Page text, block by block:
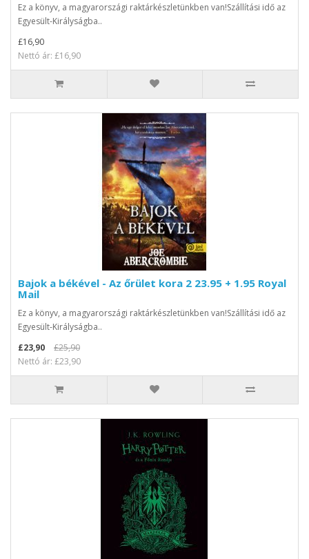
Ez a könyv, a magyarországi raktárkészletünkben van!Szállítási idő az
Egyesült-Királyságba..
£16,90
Nettó ár: £16,90
Bajok a békével - Az őrület kora 2 23.95 + 1.95 Royal
Mail
Ez a könyv, a magyarországi raktárkészletünkben van!Szállítási idő az
Egyesült-Királyságba..
£23,90
£25,90
Nettó ár: £23,90